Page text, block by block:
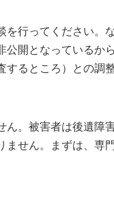
行ってください。
公開となっているか
るところ）との調
。被害者は後遺障
せん。まずは、専